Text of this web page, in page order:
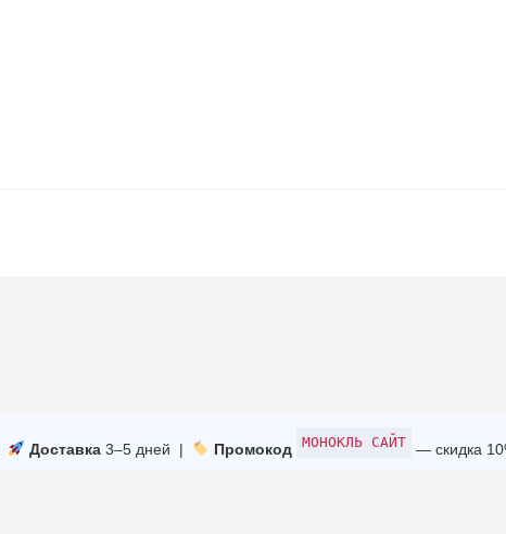
Доставка3–5 дней | Промокод МОНОКЛЬ САЙТ — скидка